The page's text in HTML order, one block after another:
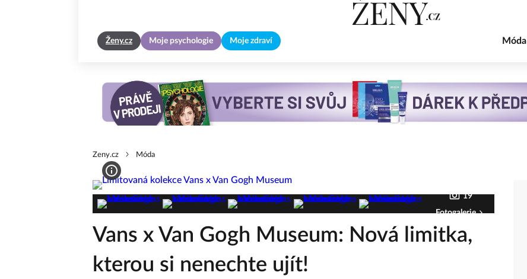
Ženy.cz Moje psychologie Moje zdraví Móda
Zeny.cz Móda
19
Fotogalerie
Vans x Van Gogh Museum: Nová limitka,
kterou si nenechte ujít!